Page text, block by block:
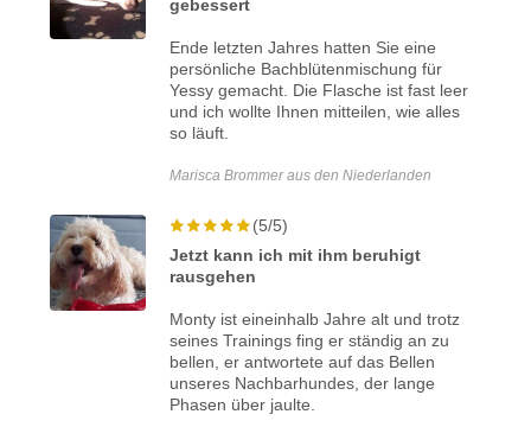
gebessert
Ende letzten Jahres hatten Sie eine
persönliche Bachblütenmischung für
Yessy gemacht. Die Flasche ist fast leer
und ich wollte Ihnen mitteilen, wie alles
so läuft.
Marisca Brommer aus den Niederlanden
(5/5)
Jetzt kann ich mit ihm beruhigt
rausgehen
Monty ist eineinhalb Jahre alt und trotz
seines Trainings fing er ständig an zu
bellen, er antwortete auf das Bellen
unseres Nachbarhundes, der lange
Phasen über jaulte.